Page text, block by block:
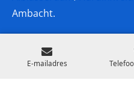
Ambacht.
E-mailadres